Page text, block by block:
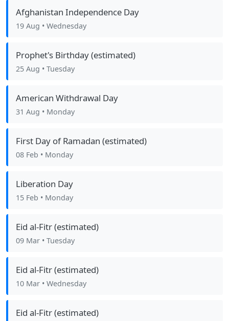
Afghanistan Independence Day
19 Aug • Wednesday
Prophet's Birthday (estimated)
25 Aug • Tuesday
American Withdrawal Day
31 Aug • Monday
First Day of Ramadan (estimated)
08 Feb • Monday
Liberation Day
15 Feb • Monday
Eid al-Fitr (estimated)
09 Mar • Tuesday
Eid al-Fitr (estimated)
10 Mar • Wednesday
Eid al-Fitr (estimated)